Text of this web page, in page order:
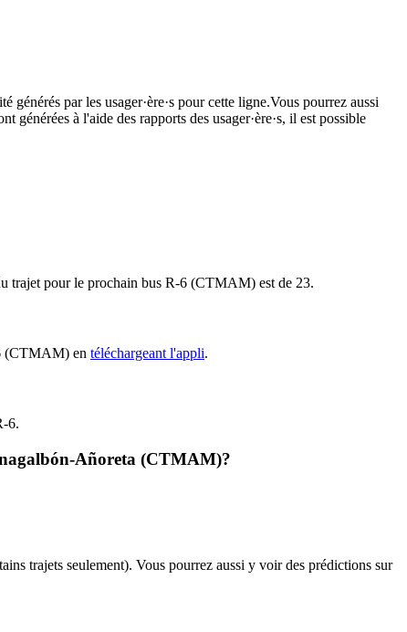
générés par les usager·ère·s pour cette ligne.Vous pourrez aussi
à l'aide des rapports des usager·ère·s, il est possible
trajet pour le prochain bus R-6 (CTMAM) est de 23.
(CTMAM) en téléchargeant l'appli.
6.
Añoreta (CTMAM)?
trajets seulement). Vous pourrez aussi y voir des prédictions sur